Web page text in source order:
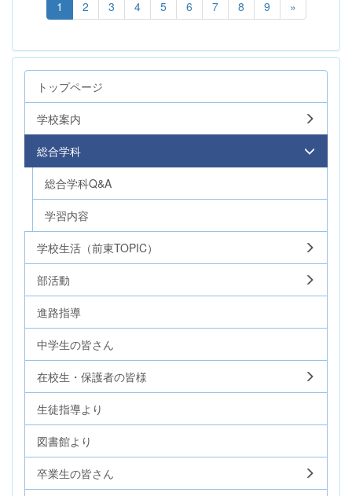
1 2 3 4 5 6 7 8 9 »
トップページ
学校案内
総合学科
総合学科Q&A
学習内容
学校生活（前東TOPIC）
部活動
進路指導
中学生の皆さん
在校生・保護者の皆様
生徒指導より
図書館より
卒業生の皆さん